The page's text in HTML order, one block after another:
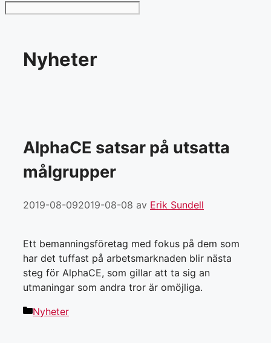
Nyheter
AlphaCE satsar på utsatta
målgrupper
2019-08-092019-08-08 av Erik Sundell
Ett bemanningsföretag med fokus på dem som
har det tuffast på arbetsmarknaden blir nästa
steg för AlphaCE, som gillar att ta sig an
utmaningar som andra tror är omöjliga.
Kategorier
Nyheter